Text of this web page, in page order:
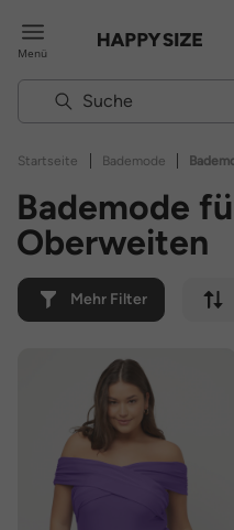
Menü
Startseite | Bademode |
Bademode
Oberweiten
Mehr Filter